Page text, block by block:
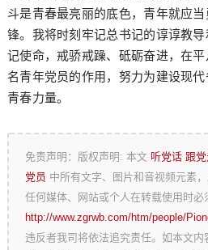
斗是青春最亮丽的底色，青年就应
锋。我将时刻牢记总书记的谆谆教
记使命，戒骄戒躁、砥砺奋进，在
名青年党员的作用，努力为建设现
青春力量。
免责声明：版权声明: 本文听党话 跟党
党员 中所有文字、图片和音视频元素
任何媒体、网站或个人在转载使用时必
http://www.zgrwb.com/htm/people/
违反者我司将依法追究责任。如本文